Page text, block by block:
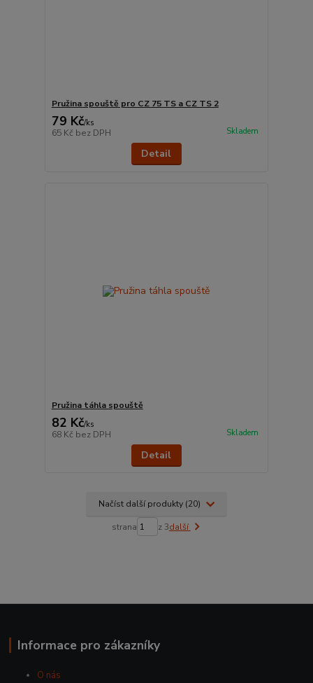
Pružina spouště pro CZ 75 TS a CZ TS 2
79 Kč/ks
65 Kč bez DPH Skladem
Detail
Pružina táhla spouště
82 Kč/ks
68 Kč bez DPH Skladem
Detail
Načíst další produkty (20)
strana z 3další
Informace pro zákazníky
O nás